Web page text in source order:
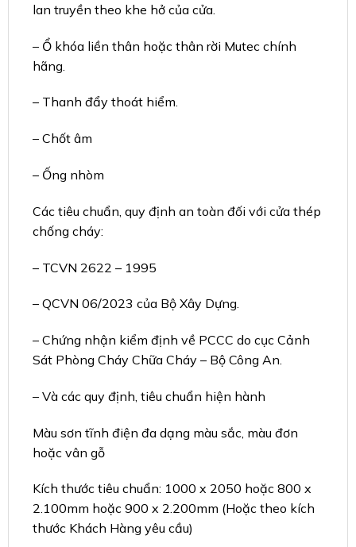
lan truyền theo khe hở của cửa.
– Ổ khóa liền thân hoặc thân rời Mutec chính
hãng.
– Thanh đẩy thoát hiểm.
– Chốt âm
– Ống nhòm
Các tiêu chuẩn, quy định an toàn đối với cửa thép
chống cháy:
– TCVN 2622 – 1995
– QCVN 06/2023 của Bộ Xây Dựng.
– Chứng nhận kiểm định về PCCC do cục Cảnh
Sát Phòng Cháy Chữa Cháy – Bộ Công An.
– Và các quy định, tiêu chuẩn hiện hành
Màu sơn tĩnh điện đa dạng màu sắc, màu đơn
hoặc vân gỗ
Kích thước tiêu chuẩn: 1000 x 2050 hoặc 800 x
2.100mm hoặc 900 x 2.200mm (Hoặc theo kích
thước Khách Hàng yêu cầu)